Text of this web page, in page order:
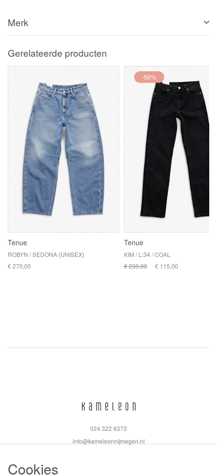
Merk
Gerelateerde producten
Tenue
ROBYN / SEDONA (UNISEX)
€ 270,00
-50%
Tenue
KIM / L:34 / COAL
€ 230,00
€ 115,00
024 322 6373
info@kameleonnijmegen.nl
Cookies